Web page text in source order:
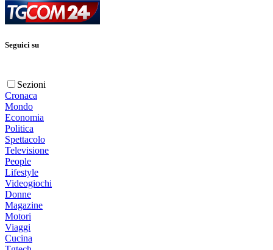
Seguici su
Sezioni
Cronaca
Mondo
Economia
Politica
Spettacolo
Televisione
People
Lifestyle
Videogiochi
Donne
Magazine
Motori
Viaggi
Cucina